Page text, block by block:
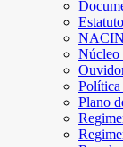
NACIN
Núcleo
Política
Plano